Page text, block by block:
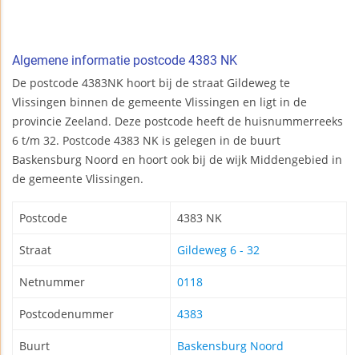
Algemene informatie postcode 4383 NK
De postcode 4383NK hoort bij de straat Gildeweg te
Vlissingen binnen de gemeente Vlissingen en ligt in de
provincie Zeeland. Deze postcode heeft de huisnummerreeks
6 t/m 32. Postcode 4383 NK is gelegen in de buurt
Baskensburg Noord en hoort ook bij de wijk Middengebied in
de gemeente Vlissingen.
Postcode 4383 NK
Straat Gildeweg 6 - 32
Netnummer 0118
Postcodenummer 4383
Buurt Baskensburg Noord